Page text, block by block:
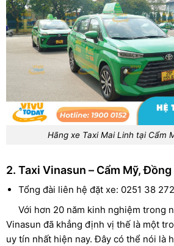
Hãng xe Taxi Mai Linh tại Cẩm
2. Taxi Vinasun – Cẩm Mỹ, Đồng
Tổng đài liên hệ đặt xe: 0251 38
Với hơn 20 năm kinh nghiệm trong
Vinasun đã khẳng định vị thế là một
uy tín nhất hiện nay. Đây có thể nói là